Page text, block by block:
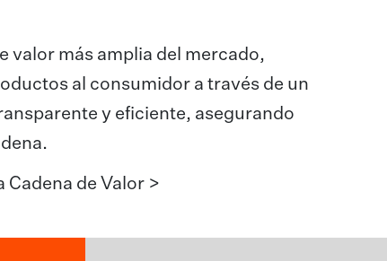
valor más amplia del mercado,
al consumidor a través de un
y eficiente, asegurando
Cadena de Valor >